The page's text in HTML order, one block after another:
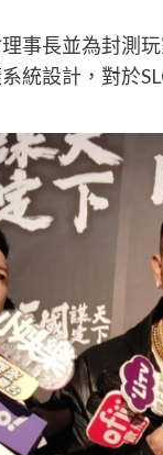
事長並為封測
統設計，對於